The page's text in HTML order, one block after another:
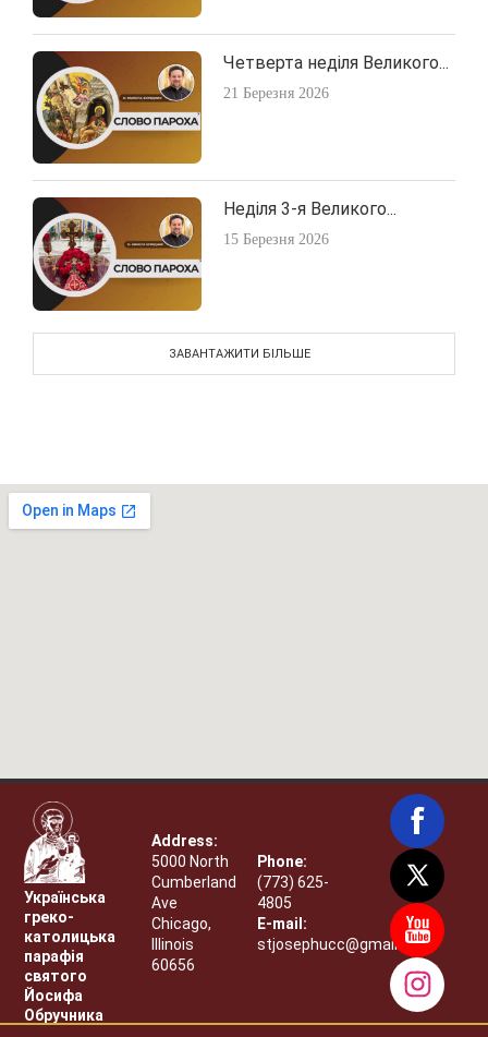
Четверта неділя Великого...
21 Березня 2026
Неділя 3-я Великого...
15 Березня 2026
ЗАВАНТАЖИТИ БІЛЬШЕ
Українська
греко-
католицька
парафія
святого
Йосифа
Обручника
Address:
5000 North
Cumberland
Ave
Chicago,
Illinois
60656
Phone:
(773) 625-
4805
E-mail:
stjosephucc@gmail.com